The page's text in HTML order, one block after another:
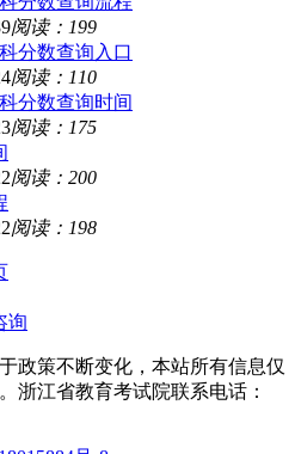
阅读：199
分数查询入口
阅读：110
分数查询时间
阅读：175
阅读：200
阅读：198
询
政策不断变化，本站所有信息仅
浙江省教育考试院联系电话：